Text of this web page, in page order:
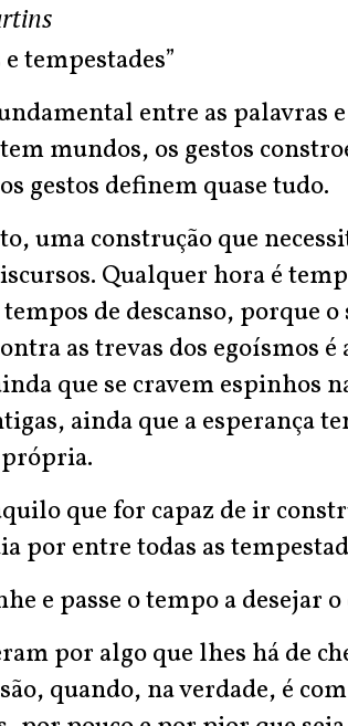
tempestades”
entre as palavras
mundos, os gestos
gestos definem quase tudo.
uma construção que
Qualquer hora é
de descanso, porque
as trevas dos egoísmos
que se cravem espinhos
ainda que a esperança
que for capaz de ir
por entre todas as
e passe o tempo a desejar o
por algo que lhes há de
quando, na verdade, é